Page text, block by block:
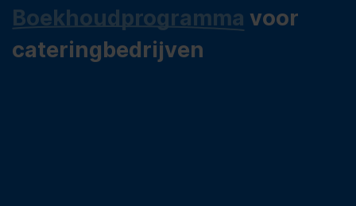
Boekhoudprogramma voor
cateringbedrijven